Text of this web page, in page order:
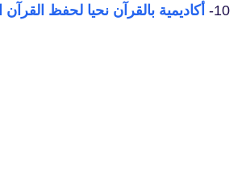
10- أكاديمية بالقرآن نحيا لحفظ القرآن